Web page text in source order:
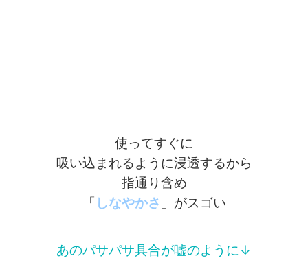
使ってすぐに
吸い込まれるように浸透するから
指通り含め
「 しなやかさ 」がスゴい
あのパサパサ具合が嘘のように↓